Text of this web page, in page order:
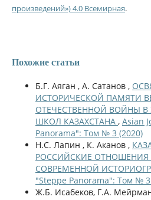
произведений») 4.0 Всемирная.
Похожие статьи
Б.Г. Аяган , А. Сатанов ,
ИСТОРИЧЕСКОЙ ПАМЯТИ
ОТЕЧЕСТВЕННОЙ ВОЙНЫ В
ШКОЛ КАЗАХСТАНА , Asian
Panorama": Том № 3 (2020)
Н.С. Лапин , К. Аканов ,
РОССИЙСКИЕ ОТНОШЕНИЯ
СОВРЕМЕННОЙ
"Steppe Panorama": Том № 3
Ж.Б. Исабеков, Г.А.